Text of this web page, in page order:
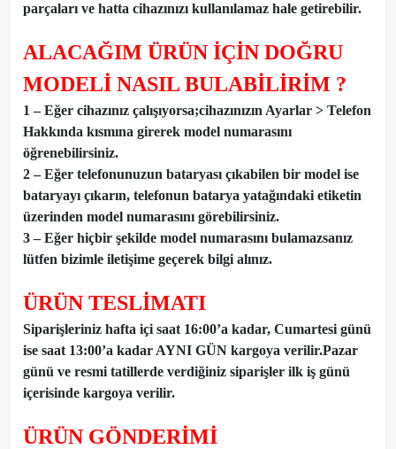
parçaları ve hatta cihazınızı kullanılamaz hale getirebilir.
ALACAĞIM ÜRÜN İÇİN DOĞRU
MODELİ NASIL BULABİLİRİM ?
1 – Eğer cihazınız çalışıyorsa;cihazınızın Ayarlar > Telefon
Hakkında kısmına girerek model numarasını
öğrenebilirsiniz.
2 – Eğer telefonunuzun bataryası çıkabilen bir model ise
bataryayı çıkarın, telefonun batarya yatağındaki etiketin
üzerinden model numarasını görebilirsiniz.
3 – Eğer hiçbir şekilde model numarasını bulamazsanız
lütfen bizimle iletişime geçerek bilgi alınız.
ÜRÜN TESLİMATI
Siparişleriniz hafta içi saat 16:00’a kadar, Cumartesi günü
ise saat 13:00’a kadar AYNI GÜN kargoya verilir.Pazar
günü ve resmi tatillerde verdiğiniz siparişler ilk iş günü
içerisinde kargoya verilir.
ÜRÜN GÖNDERİMİ